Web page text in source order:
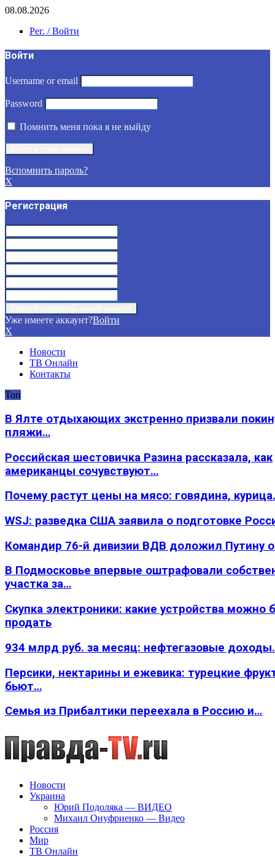
08.08.2026
Рег. / Войти
Войти
Username or email
Password
Помнить меня пока я не выйду
Вспомнить пароль?
X
Регистрация
Уже имеете аккаунт?Войти
X
Новости
ТВ Онлайн
Контакты
Топ
В Ялте отдыхающих экстренно призвали
пляжи…
Российская шестовичка Разина рассказала, как
американцы сочувствуют…
Почему растут цены на мясо: говядина,
WSJ: разведка США заявила о подготовке
Командир 76-й дивизии ВДВ доложил Путину
В Подмосковье впервые оштрафовали
участка за…
Скупка электроники: какие устройства можно
продать
934 млрд руб. за месяц: нефтегазовые
Персики, нектарины и ежевика: турецкие
бьют…
Семья из Прибалтики переехала в Россию и…
Новости
Украина
Юрий Подоляка — ВИДЕО
Михаил Онуфриенко — Видео
Россия
Мир
ТВ Онлайн